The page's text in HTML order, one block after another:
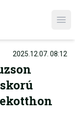
2025.12.07. 08:12